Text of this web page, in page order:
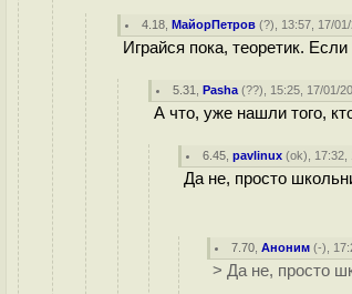
4.18 ,МайорПетров (?), 13:57, 17/
Играйся пока, теоретик.
5.31 ,Pasha (??), 15:25, 17/01/
А что, уже нашли того,
6.45 ,pavlinux (ok), 17:32,
Да не, просто
7.70 ,Аноним (-),
> Да не, просто